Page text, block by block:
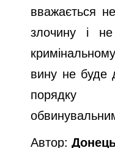
вважається
злочину і
вину не буде
порядку
Автор: